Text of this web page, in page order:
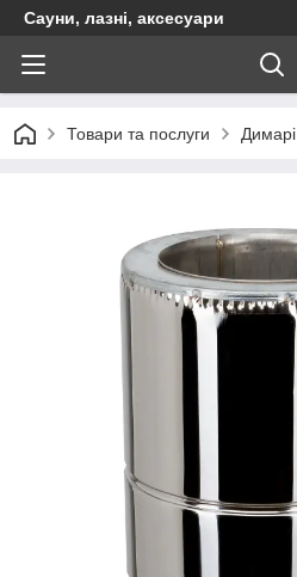
Сауни, лазні, аксесуари
Товари та послуги Димарі